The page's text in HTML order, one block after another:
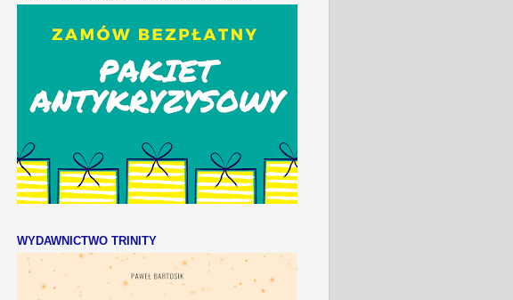
WYDAWNICTWO TRINITY